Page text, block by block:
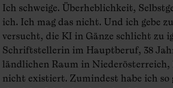
Ich schweige. Überheblichkeit,
ich. Ich mag das nicht. Und ich gebe
versucht, die KI in Gänze schlicht zu
Schriftstellerin im Hauptberuf, 38
ländlichen Raum in Niederösterreich,
nicht existiert. Zumindest habe ich so